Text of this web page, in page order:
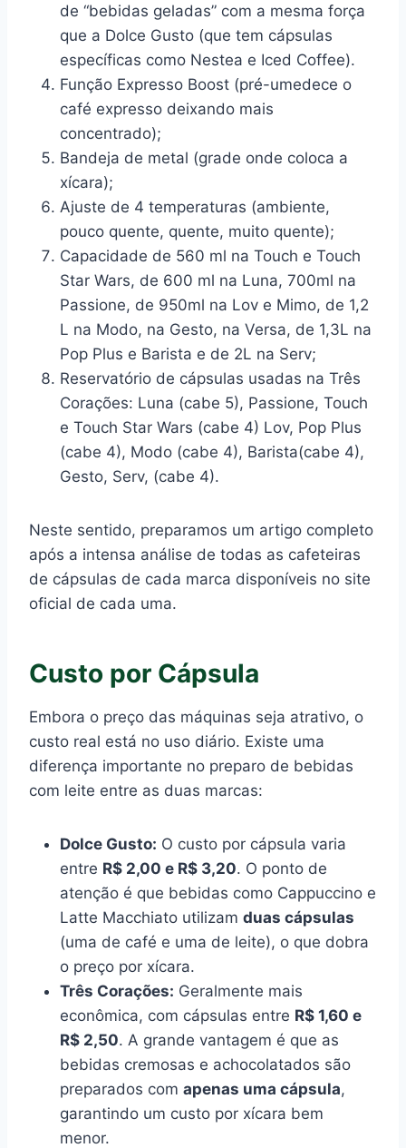
de “bebidas geladas” com a mesma força
que a Dolce Gusto (que tem cápsulas
específicas como Nestea e Iced Coffee).
Função Expresso Boost (pré-umedece o
café expresso deixando mais
concentrado);
Bandeja de metal (grade onde coloca a
xícara);
Ajuste de 4 temperaturas (ambiente,
pouco quente, quente, muito quente);
Capacidade de 560 ml na Touch e Touch
Star Wars, de 600 ml na Luna, 700ml na
Passione, de 950ml na Lov e Mimo, de 1,2
L na Modo, na Gesto, na Versa, de 1,3L na
Pop Plus e Barista e de 2L na Serv;
Reservatório de cápsulas usadas na Três
Corações: Luna (cabe 5), Passione, Touch
e Touch Star Wars (cabe 4) Lov, Pop Plus
(cabe 4), Modo (cabe 4), Barista(cabe 4),
Gesto, Serv, (cabe 4).
Neste sentido, preparamos um artigo completo
após a intensa análise de todas as cafeteiras
de cápsulas de cada marca disponíveis no site
oficial de cada uma.
Custo por Cápsula
Embora o preço das máquinas seja atrativo, o
custo real está no uso diário. Existe uma
diferença importante no preparo de bebidas
com leite entre as duas marcas:
Dolce Gusto: O custo por cápsula varia
entre R$ 2,00 e R$ 3,20. O ponto de
atenção é que bebidas como Cappuccino e
Latte Macchiato utilizam duas cápsulas
(uma de café e uma de leite), o que dobra
o preço por xícara.
Três Corações: Geralmente mais
econômica, com cápsulas entre R$ 1,60 e
R$ 2,50. A grande vantagem é que as
bebidas cremosas e achocolatados são
preparados com apenas uma cápsula,
garantindo um custo por xícara bem
menor.